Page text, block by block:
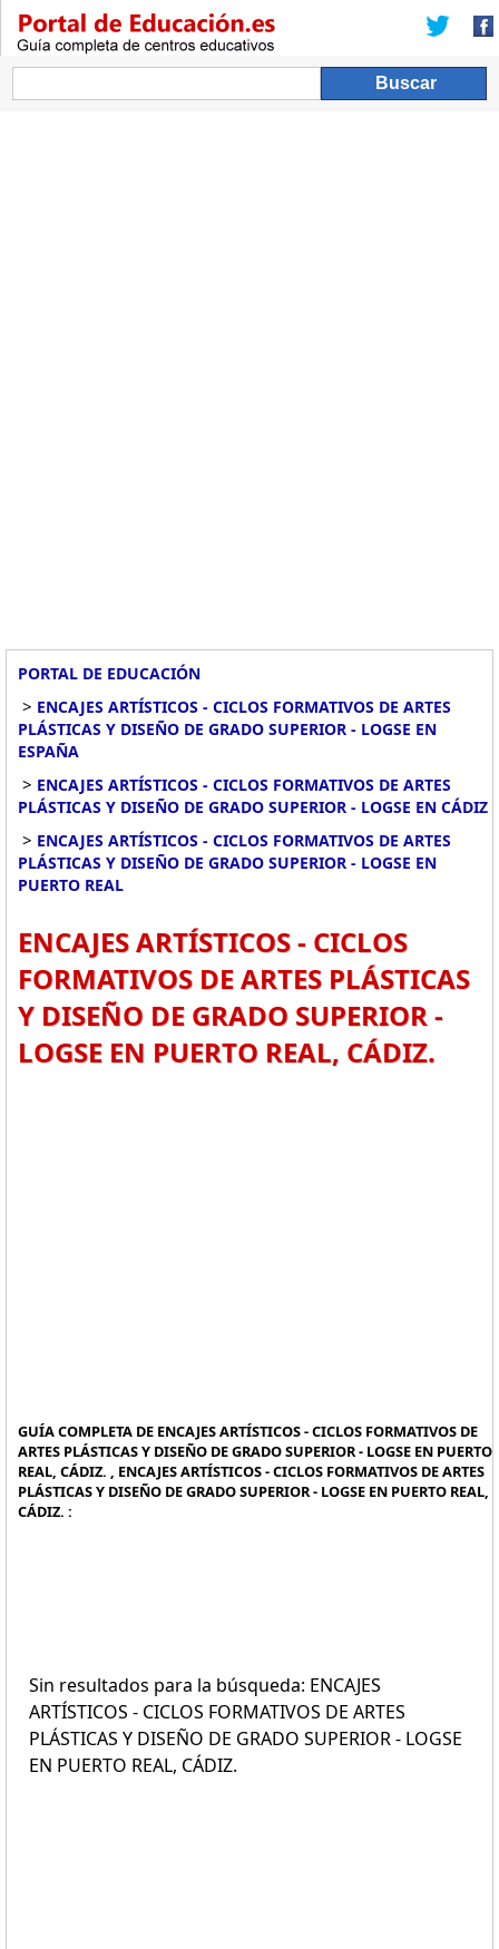
PORTAL DE EDUCACIÓN
> ENCAJES ARTÍSTICOS - CICLOS FORMATIVOS DE ARTES
PLÁSTICAS Y DISEÑO DE GRADO SUPERIOR - LOGSE EN
ESPAÑA
> ENCAJES ARTÍSTICOS - CICLOS FORMATIVOS DE ARTES
PLÁSTICAS Y DISEÑO DE GRADO SUPERIOR - LOGSE EN CÁDIZ
> ENCAJES ARTÍSTICOS - CICLOS FORMATIVOS DE ARTES
PLÁSTICAS Y DISEÑO DE GRADO SUPERIOR - LOGSE EN
PUERTO REAL
ENCAJES ARTÍSTICOS - CICLOS
FORMATIVOS DE ARTES PLÁSTICAS
Y DISEÑO DE GRADO SUPERIOR -
LOGSE EN PUERTO REAL, CÁDIZ.
GUÍA COMPLETA DE ENCAJES ARTÍSTICOS - CICLOS FORMATIVOS DE
ARTES PLÁSTICAS Y DISEÑO DE GRADO SUPERIOR - LOGSE EN PUERTO
REAL, CÁDIZ. , ENCAJES ARTÍSTICOS - CICLOS FORMATIVOS DE ARTES
PLÁSTICAS Y DISEÑO DE GRADO SUPERIOR - LOGSE EN PUERTO REAL,
CÁDIZ. :
Sin resultados para la búsqueda: ENCAJES
ARTÍSTICOS - CICLOS FORMATIVOS DE ARTES
PLÁSTICAS Y DISEÑO DE GRADO SUPERIOR - LOGSE
EN PUERTO REAL, CÁDIZ.